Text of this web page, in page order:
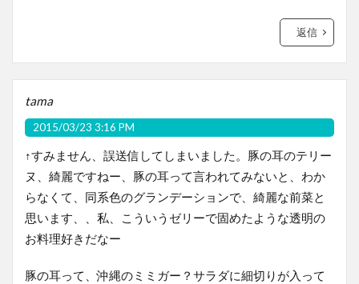
返信
tama
2015/03/23 3:16 PM
↑すみません、誤送信してしまいました。豚の耳のテリー
ヌ、綺麗ですねー、豚の耳って言われてみないと、わか
らなくて、同系色のグランデーションで、綺麗な前菜と
思います、、私、こういうゼリーで固めたような透明の
お料理好きだなー
豚の耳って、沖縄のミミガー？サラダに細切りが入って